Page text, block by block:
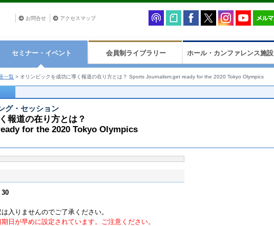
お問合せ アクセスマップ
セミナー・イベント 会員制ライブラリー ホール・カンファレンス施設
一覧 > オリンピックを成功に導く報道の在り方とは？ Sports Journalism;get ready for the 2020 Tokyo Olympics
グ・セッション
報道の在り方とは？
for the 2020 Tokyo Olympics
30
入りませんのでご了承ください。
日が早めに設定されています。ご注意ください。